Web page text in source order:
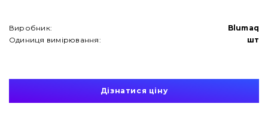
Виробник:
Blumaq
Одиниця вимірювання:
шт
Дізнатися ціну